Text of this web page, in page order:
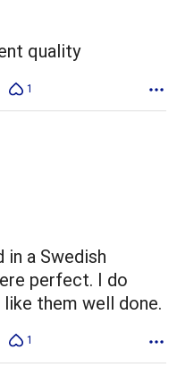
quality
1
in a Swedish
perfect. I do
them well done.
1